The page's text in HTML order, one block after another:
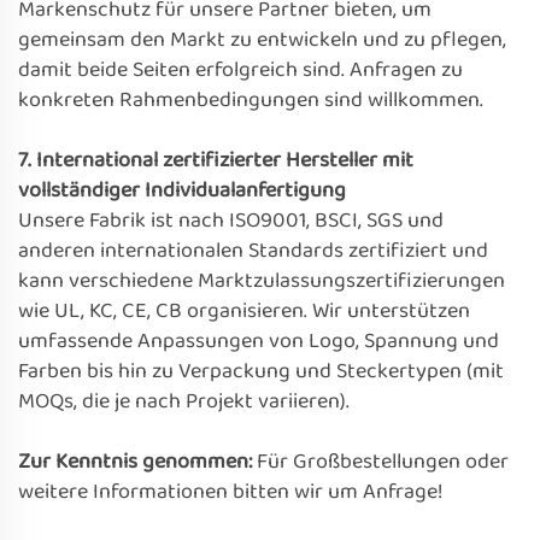
Markenschutz für unsere Partner bieten, um
gemeinsam den Markt zu entwickeln und zu pflegen,
damit beide Seiten erfolgreich sind. Anfragen zu
konkreten Rahmenbedingungen sind willkommen.
7. International zertifizierter Hersteller mit
vollständiger Individualanfertigung
Unsere Fabrik ist nach ISO9001, BSCI, SGS und
anderen internationalen Standards zertifiziert und
kann verschiedene Marktzulassungszertifizierungen
wie UL, KC, CE, CB organisieren. Wir unterstützen
umfassende Anpassungen von Logo, Spannung und
Farben bis hin zu Verpackung und Steckertypen (mit
MOQs, die je nach Projekt variieren).
Zur Kenntnis genommen:Für Großbestellungen oder
weitere Informationen bitten wir um Anfrage!